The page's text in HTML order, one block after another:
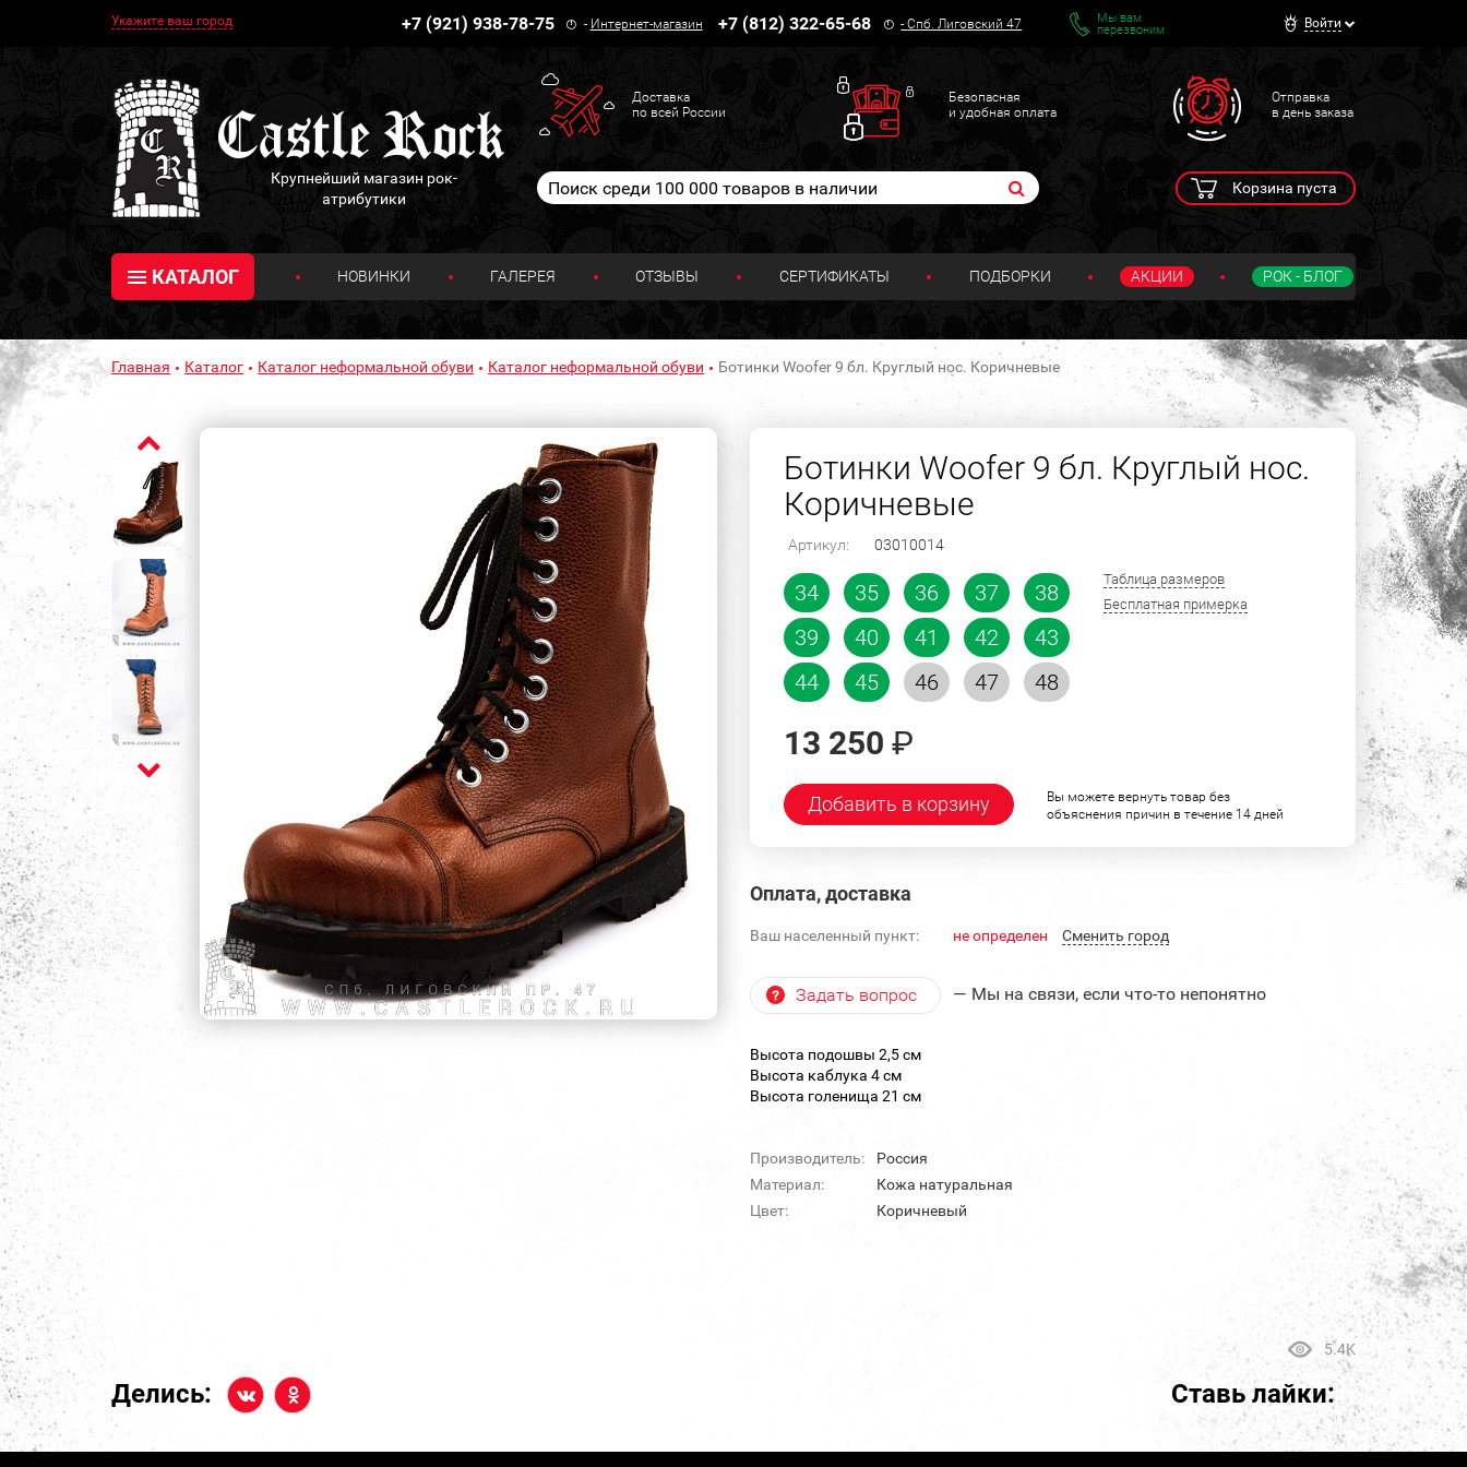
Укажите ваш город +7 (921) 938-78-75 - Интернет-магазин +7 (812) 322-65-68 -Спб. Лиговский 47
Мы вам
перезвоним
Войти
Крупнейший магазин рок-
атрибутики
Доставка
по всей России
Безопасная
и удобная оплата
Отправка
в день заказа
Корзина пуста
КАТАЛОГ НОВИНКИ ГАЛЕРЕЯ ОТЗЫВЫ СЕРТИФИКАТЫ ПОДБОРКИ АКЦИИ РОК - БЛОГ
Главная Каталог Каталог неформальной обуви Каталог неформальной обуви Ботинки Woofer 9 бл. Круглый нос. Коричневые
Ботинки Woofer 9 бл. Круглый нос.
Коричневые
Артикул: 03010014
34 35 36 37
38
39
40 41 42
43
44
45 46 47 48
Таблица размеров
Бесплатная примерка
13 250 ₽
Добавить в корзину
Вы можете вернуть товар без
объяснения причин в течение 14 дней
Оплата, доставка
Ваш населенный пункт: не определен Cменить город
Задать вопрос — Мы на связи, если что-то непонятно
Высота подошвы 2,5 см
Высота каблука 4 см
Высота голенища 21 см
Производитель:
Россия
Материал:
Кожа натуральная
Цвет:
Коричневый
5.4K
Делись: Ставь лайки: